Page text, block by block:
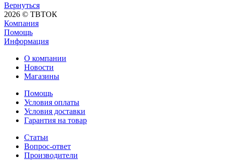
Вернуться
2026 © ТВТОК
Компания
Помощь
Информация
О компании
Новости
Магазины
Помощь
Условия оплаты
Условия доставки
Гарантия на товар
Статьи
Вопрос-ответ
Производители